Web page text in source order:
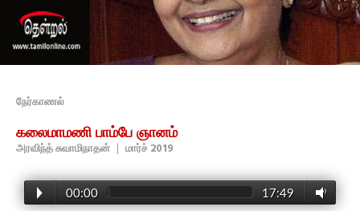
நேர்காணல்
கலைமாமணி பாம்பே ஞானம்
அரவிந்த் சுவாமிநாதன் | மார்ச் 2019
00:00 17:49